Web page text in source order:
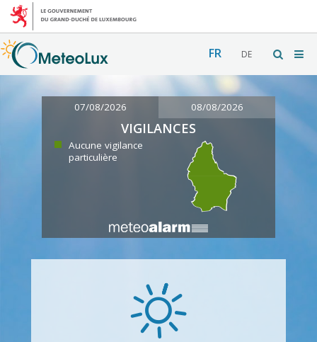
FR DE
07/08/2026 08/08/2026
VIGILANCES
Aucune vigilance
particulière